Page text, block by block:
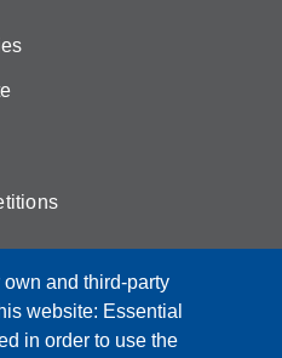
and third-party
website: Essential
in order to use the